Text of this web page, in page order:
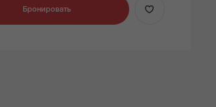
Бронировать